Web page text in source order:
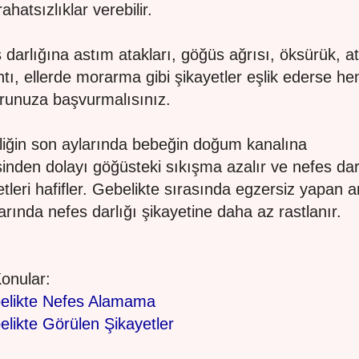
verebilir.
darlığına astım atakları, göğüs ağrısı, öksürük,
ellerde morarma gibi şikayetler eşlik ederse
başvurmalısınız.
son aylarında bebeğin doğum kanalına
dolayı göğüsteki sıkışma azalır ve nefes
hafifler. Gebelikte sırasında egzersiz yapan
nefes darlığı şikayetine daha az rastlanır.
Nefes Alamama
Görülen Şikayetler